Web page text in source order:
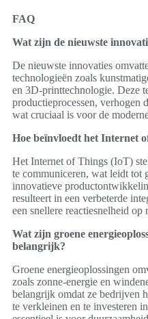
FAQ
Wat zijn de nieuwste
De nieuwste innovaties
technologieën zoals
en 3D-printtechnologie. Deze
productieprocessen, verhogen
wat cruciaal is voor de
Hoe beïnvloedt het Internet
Het Internet of Things (IoT)
te communiceren, wat leidt tot
innovatieve
resulteert in een verbeterde
een snellere reactiesnelheid op
Wat zijn groene
belangrijk?
Groene energieoplossingen
zoals zonne-energie en
belangrijk omdat ze bedrijven
te verkleinen en te investeren